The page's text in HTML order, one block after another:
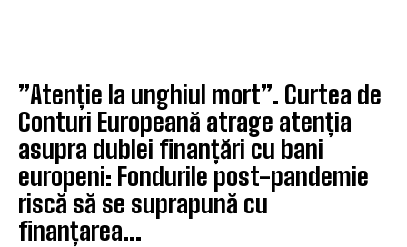
”Atenție la unghiul mort”. Curtea de
Conturi Europeană atrage atenția
asupra dublei finanțări cu bani
europeni: Fondurile post-pandemie
riscă să se suprapună cu
finanțarea...